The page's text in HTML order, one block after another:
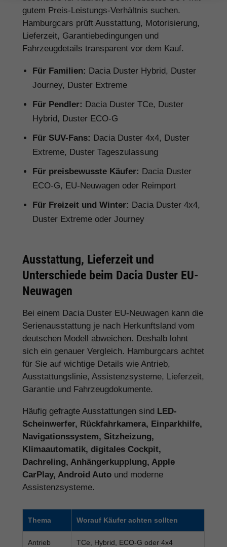
gutem Preis-Leistungs-Verhältnis suchen.
Hamburgcars prüft Ausstattung, Motorisierung,
Lieferzeit, Garantiebedingungen und
Fahrzeugdetails transparent vor dem Kauf.
Für Familien: Dacia Duster Hybrid, Duster
Journey, Duster Extreme
Für Pendler: Dacia Duster TCe, Duster
Hybrid, Duster ECO-G
Für SUV-Fans: Dacia Duster 4x4, Duster
Extreme, Duster Tageszulassung
Für preisbewusste Käufer: Dacia Duster
ECO-G, EU-Neuwagen oder Reimport
Für Freizeit und Winter: Dacia Duster 4x4,
Duster Extreme oder Journey
Ausstattung, Lieferzeit und
Unterschiede beim Dacia Duster EU-
Neuwagen
Bei einem Dacia Duster EU-Neuwagen kann die
Serienausstattung je nach Herkunftsland vom
deutschen Modell abweichen. Deshalb lohnt
sich ein genauer Vergleich. Hamburgcars achtet
für Sie auf wichtige Details wie Antrieb,
Ausstattungslinie, Assistenzsysteme, Lieferzeit,
Garantie und Fahrzeugdokumente.
Häufig gefragte Ausstattungen sind LED-
Scheinwerfer, Rückfahrkamera, Einparkhilfe,
Navigationssystem, Sitzheizung,
Klimaautomatik, digitales Cockpit,
Dachreling, Anhängerkupplung, Apple
CarPlay, Android Auto und moderne
Assistenzsysteme.
Thema Worauf Käufer achten sollten
Antrieb
TCe, Hybrid, ECO-G oder 4x4